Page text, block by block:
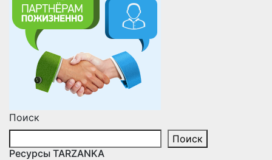
Поиск
Поиск
Ресурсы TARZANKA